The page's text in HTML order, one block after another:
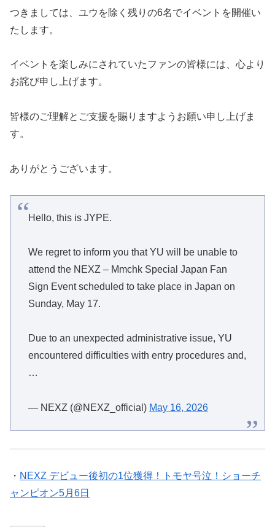
つきましては、ユウを除く残りの6名でイベントを開催い
たします。
イベントを楽しみにされていたファンの皆様には、心より
お詫び申し上げます。
皆様のご理解とご支援を賜りますようお願い申し上げま
す。
ありがとうございます。
Hello, this is JYPE.
We regret to inform you that YU will be unable to
attend the NEXZ – Mmchk Special Japan Fan
Sign Event scheduled to take place in Japan on
Sunday, May 17.
Due to an unexpected administrative issue, YU
encountered difficulties with entry procedures and,
…
— NEXZ (@NEXZ_official)May 16, 2026
NEXZ デビュー後初の1位獲得！トモヤ号泣！ショーチ
ャンピオン5月6日